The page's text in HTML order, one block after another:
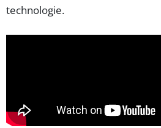
technologie.